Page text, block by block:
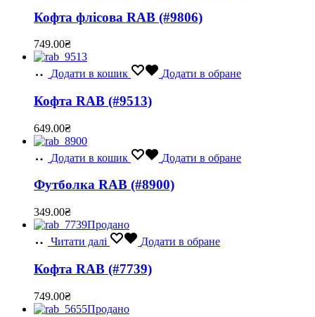
Кофта флісова RAB (#9806)
749.00₴
Додати в кошик Додати в обране
Кофта RAB (#9513)
649.00₴
Додати в кошик Додати в обране
Футболка RAB (#8900)
349.00₴
Продано
Читати далі
Додати в обране
Кофта RAB (#7739)
749.00₴
Продано